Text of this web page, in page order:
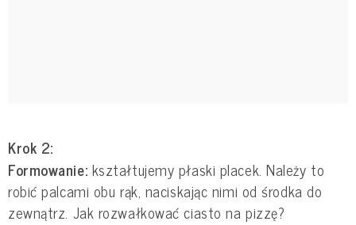
Krok 2:
Formowanie: kształtujemy płaski placek. Należy to
robić palcami obu rąk, naciskając nimi od środka do
zewnątrz. Jak rozwałkować ciasto na pizzę?